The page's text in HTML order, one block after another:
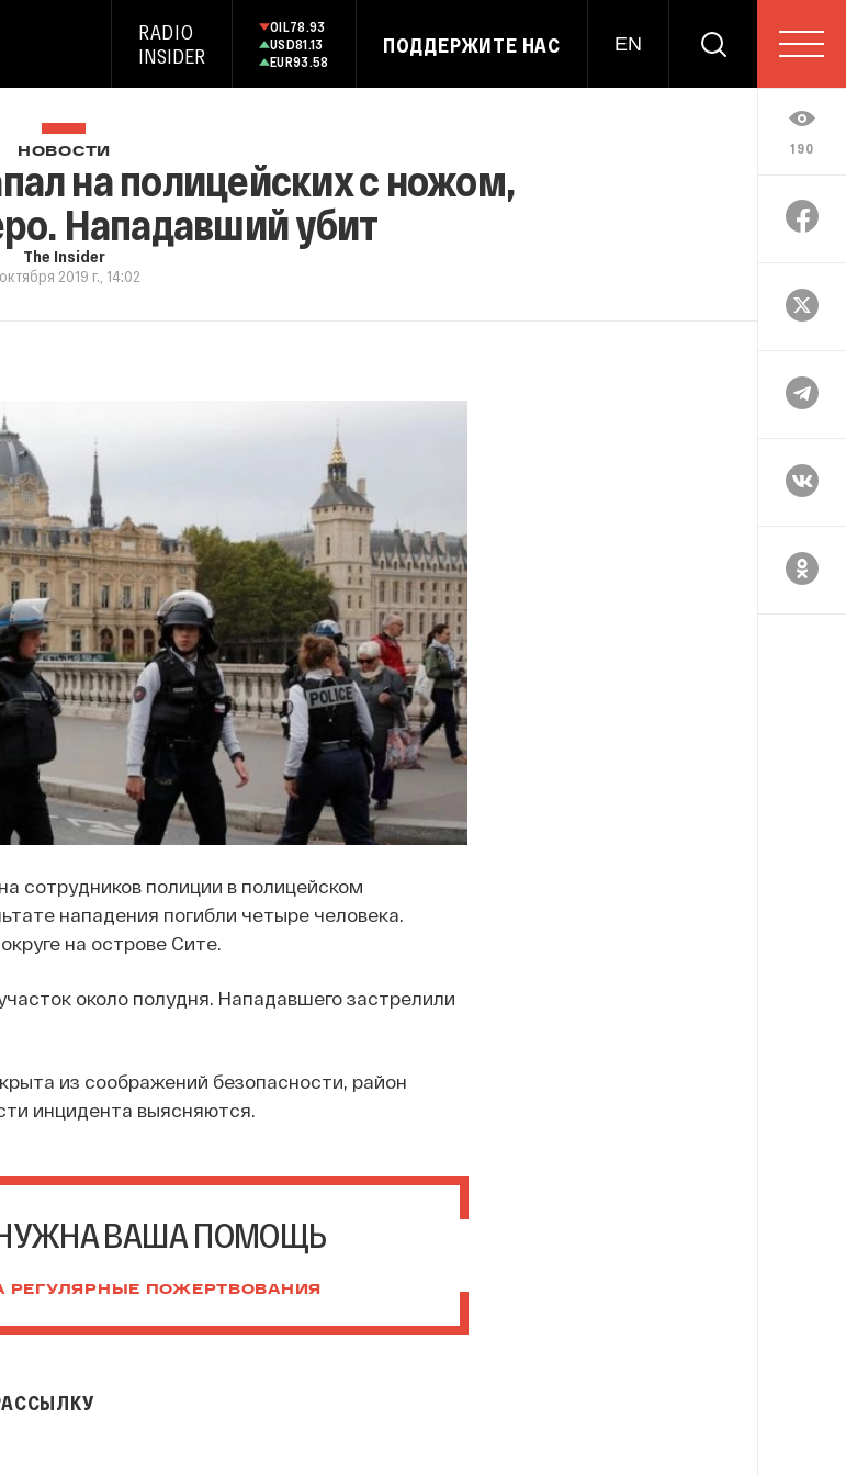
RADIO
INSIDER
OIL78.93
USD81.13
EUR93.58
ПОДДЕРЖИТЕ НАС EN
190
НОВОСТИ
на полицейских с ножом,
Нападавший убит
The Insider
2019 г., 14:02
сотрудников полиции в полицейском
нападения погибли четыре человека.
на острове Сите.
около полудня. Нападавшего застрелили
из соображений безопасности, район
инцидента выясняются.
ВАША ПОМОЩЬ
РЕГУЛЯРНЫЕ ПОЖЕРТВОВАНИЯ